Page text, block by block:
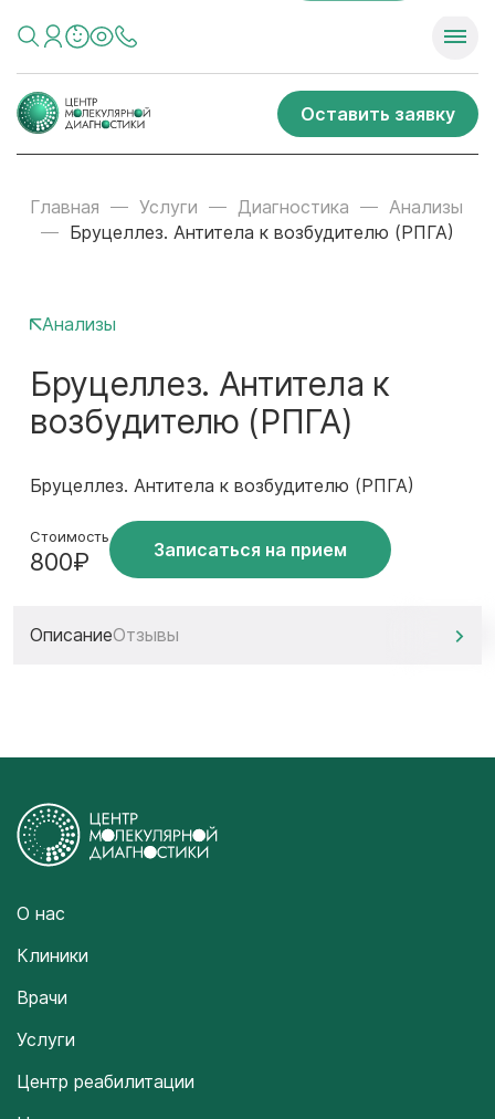
Оставить заявку
Главная Услуги Диагностика
Анализы
Бруцеллез. Антитела к возбудителю (РПГА)
Анализы
Бруцеллез. Антитела к
возбудителю (РПГА)
Бруцеллез. Антитела к возбудителю (РПГА)
Стоимость
800₽ Записаться на прием
ОписаниеОтзывы
О нас
Клиники
Врачи
Услуги
Центр реабилитации